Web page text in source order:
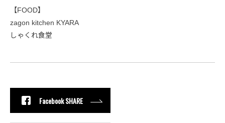
【FOOD】
zagon kitchen KYARA
しゃくれ食堂
Facebook SHARE